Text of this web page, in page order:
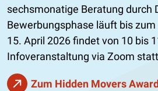
sechsmonatige Beratung durch
Bewerbungsphase läuft bis
15. April 2026 findet von 10 bis
Infoveranstaltung via Zoom
Zum Hidden Movers